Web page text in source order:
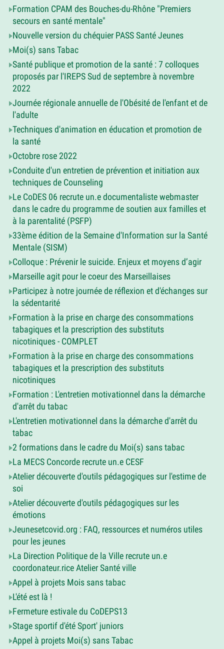
Formation CPAM des Bouches-du-Rhône "Premiers
secours en santé mentale"
Nouvelle version du chéquier PASS Santé Jeunes
Moi(s) sans Tabac
Santé publique et promotion de la santé : 7 colloques
proposés par l'IREPS Sud de septembre à novembre
2022
Journée régionale annuelle de l'Obésité de l'enfant et de
l'adulte
Techniques d'animation en éducation et promotion de
la santé
Octobre rose 2022
Conduite d'un entretien de prévention et initiation aux
techniques de Counseling
Le CoDES 06 recrute un.e documentaliste webmaster
dans le cadre du programme de soutien aux familles et
à la parentalité (PSFP)
33ème édition de la Semaine d'Information sur la Santé
Mentale (SISM)
Colloque : Prévenir le suicide. Enjeux et moyens d’agir
Marseille agit pour le coeur des Marseillaises
Participez à notre journée de réflexion et d'échanges sur
la sédentarité
Formation à la prise en charge des consommations
tabagiques et la prescription des substituts
nicotiniques - COMPLET
Formation à la prise en charge des consommations
tabagiques et la prescription des substituts
nicotiniques
Formation : L'entretien motivationnel dans la démarche
d'arrêt du tabac
L'entretien motivationnel dans la démarche d'arrêt du
tabac
2 formations dans le cadre du Moi(s) sans tabac
La MECS Concorde recrute un.e CESF
Atelier découverte d'outils pédagogiques sur l'estime de
soi
Atelier découverte d'outils pédagogiques sur les
émotions
Jeunesetcovid.org : FAQ, ressources et numéros utiles
pour les jeunes
La Direction Politique de la Ville recrute un.e
coordonateur.rice Atelier Santé ville
Appel à projets Mois sans tabac
L'été est là !
Fermeture estivale du CoDEPS13
Stage sportif d'été Sport' juniors
Appel à projets Moi(s) sans Tabac